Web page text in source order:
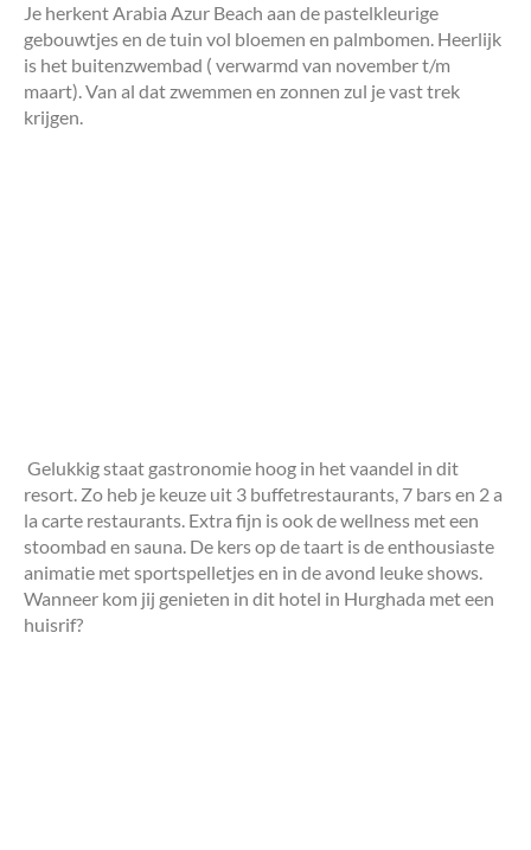
Je herkent Arabia Azur Beach aan de pastelkleurige
gebouwtjes en de tuin vol bloemen en palmbomen. Heerlijk
is het buitenzwembad ( verwarmd van november t/m
maart). Van al dat zwemmen en zonnen zul je vast trek
krijgen.
Gelukkig staat gastronomie hoog in het vaandel in dit
resort. Zo heb je keuze uit 3 buffetrestaurants, 7 bars en 2 a
la carte restaurants. Extra fijn is ook de wellness met een
stoombad en sauna. De kers op de taart is de enthousiaste
animatie met sportspelletjes en in de avond leuke shows.
Wanneer kom jij genieten in dit hotel in Hurghada met een
huisrif?